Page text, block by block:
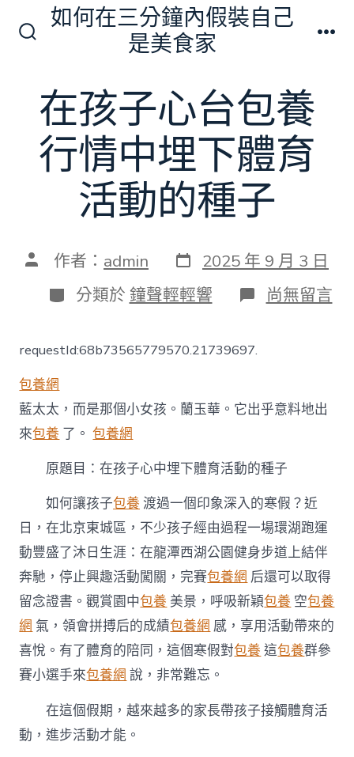
換
開
如何在三分鐘內假裝自己
是美食家
在孩子心台包養
行情中埋下體育
活動的種子
文 作者： admin 發
表
日
期
2025 年 9 月 3 日
分
類
分類於 鐘聲輕輕響 在
〈在
養
行
埋
體
育
活
動
的
種
子〉
中
尚無留言
requestId:68b73565779570.21739697.
包養網
藍太太，而是那個小女孩。蘭玉華。它出乎意料地出
來包養 了。包養網
原題目：在孩子心中埋下體育活動的種子
如何讓孩子包養 渡過一個印象深入的寒假？近
日，在北京東城區，不少孩子經由過程一場環湖跑運
動豐盛了沐日生涯：在龍潭西湖公園健身步道上結伴
奔馳，停止興趣活動闖關，完賽包養網 后還可以取得
留念證書。觀賞園中包養 美景，呼吸新穎包養 空包養
網 氣，領會拼搏后的成績包養網 感，享用活動帶來的
喜悅。有了體育的陪同，這個寒假對包養 這包養群參
賽小選手來包養網 說，非常難忘。
在這個假期，越來越多的家長帶孩子接觸體育活
動，進步活動才能。